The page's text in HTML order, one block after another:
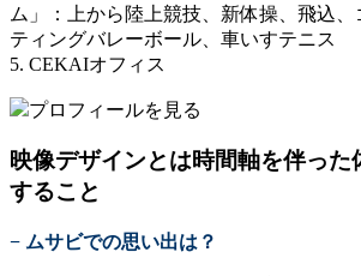
ム」：上から陸上競技、新体操、飛込
ティングバレーボール、車いすテニス
5. CEKAIオフィス
プロフィールを見る
映像デザインとは時間軸を伴った
すること
− ムサビでの思い出は？